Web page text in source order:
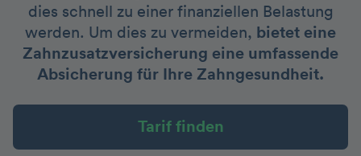
dies schnell zu einer finanziellen Belastung
werden. Um dies zu vermeiden, bietet eine
Zahnzusatzversicherung eine umfassende
Absicherung für Ihre Zahngesundheit.
Tarif finden